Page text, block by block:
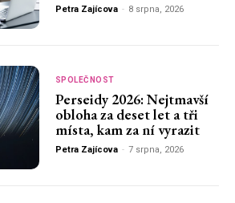
Petra Zajícova - 8 srpna, 2026
SPOLEČNOST
Perseidy 2026: Nejtmavší
obloha za deset let a tři
místa, kam za ní vyrazit
Petra Zajícova - 7 srpna, 2026